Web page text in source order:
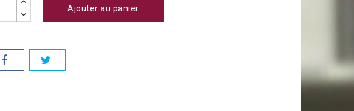
Ajouter au panier